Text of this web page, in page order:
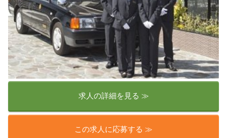
求人の詳細を見る ≫
この求人に応募する ≫